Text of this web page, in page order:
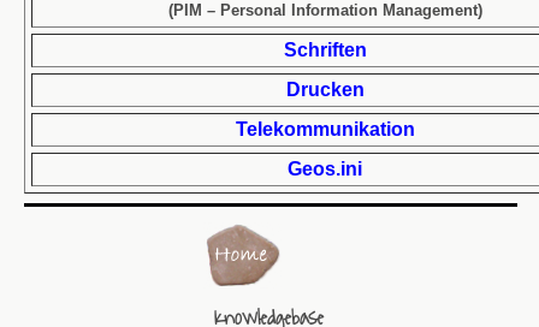
(PIM – Personal Information Management)
Schriften
Drucken
Telekommunikation
Geos.ini
Knowledgebase